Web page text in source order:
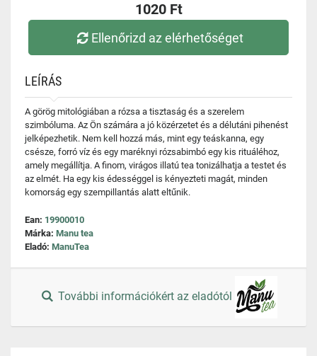
1020 Ft
Ellenőrizd az elérhetőséget
LEÍRÁS
A görög mitológiában a rózsa a tisztaság és a szerelem
szimbóluma. Az Ön számára a jó közérzetet és a délutáni pihenést
jelképezhetik. Nem kell hozzá más, mint egy teáskanna, egy
csésze, forró víz és egy maréknyi rózsabimbó egy kis rituáléhoz,
amely megállítja. A finom, virágos illatú tea tonizálhatja a testet és
az elmét. Ha egy kis édességgel is kényezteti magát, minden
komorság egy szempillantás alatt eltűnik.
Ean: 19900010
Márka: Manu tea
Eladó: ManuTea
További információkért az eladótól